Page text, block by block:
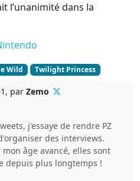
l’unanimité dans la
Wild Twilight Princess
par Zemo
j'essaye de rendre PZ
des interviews.
âge avancé, elles sont
depuis plus longtemps !